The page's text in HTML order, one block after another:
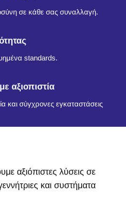
σε κάθε σας συναλλαγή.
standards.
αξιοπιστία
και σύγχρονες εγκαταστάσεις
αξιόπιστες λύσεις σε
και συστήματα